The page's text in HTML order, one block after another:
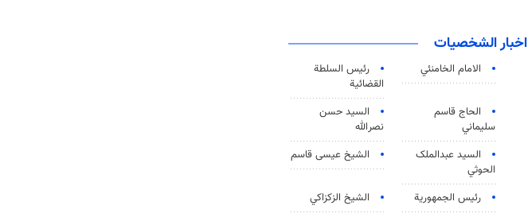
اخبار الشخصيات
الامام الخامنئي
رئیس السلطة
القضائیة
الحاج قاسم
سليماني
السيد حسن
نصرالله
السید عبدالملک
الحوثي
الشيخ عيسى قاسم
رئيس الجمهورية الشيخ الزكزاكي